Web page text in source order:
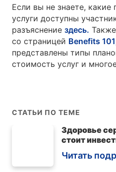
Если вы не знаете, какие
услуги доступны
разъяснение здесь.
со страницей Benefits
представлены типы
стоимость услуг и
СТАТЬИ ПО ТЕМЕ
Здоровье
стоит
Читать